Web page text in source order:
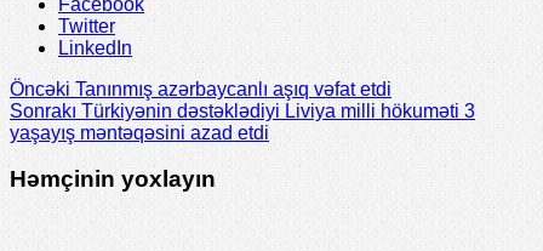
Twitter
LinkedIn
Öncəki Tanınmış azərbaycanlı aşıq vəfat etdi
SonrakıTürkiyənin dəstəklədiyi Liviya milli hökuməti 3
yaşayış məntəqəsini azad etdi
Həmçinin yoxlayın